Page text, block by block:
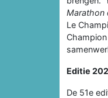
Marathon
Le
Editie
De 51e